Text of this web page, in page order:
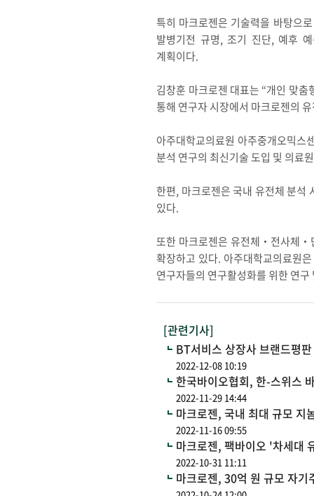
특히 마크로젠은 기술력을 바탕으
발병기전 규명, 조기 진단, 예후
계획이다.
김창훈 마크로젠 대표는 “개인 맞
통해 연구자 시장에서 마크로젠의
아주대학교의료원 아주중개오믹스
분석 연구의 최신기술 도입 및 의료
한편, 마크로젠은 국내 유전체 분석
있다.
또한 마크로젠은 유전체‧전사체‧
확장하고 있다. 아주대학교의료원
연구자들의 연구활성화를 위한 연
[관련기사]
BT서비스 상장사 브랜드평
2022-12-08 10:19
한국바이오협회, 한-스위스
2022-11-29 14:44
마크로젠, 국내 최대 규모 지
2022-11-16 09:55
마크로젠, 팩바이오 '차세대
2022-10-31 11:11
마크로젠, 30억 원 규모 자